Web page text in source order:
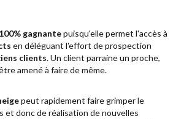
100% gagnantepuisqu'elle permet l'accès à
en déléguant l'effort de prospection
clients. Un client parraine un proche,
amené à faire de même.
peut rapidement faire grimper le
et donc de réalisation de nouvelles